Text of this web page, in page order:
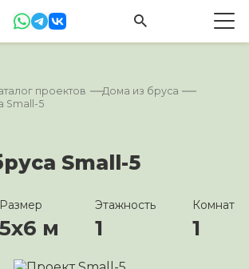
проектов
Дома из бруса
Small-5
Small-5
Размер
5х6 м
Этажность
1
Комнат
1